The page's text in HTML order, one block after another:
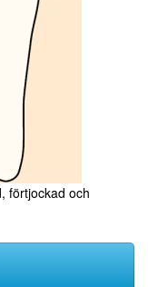
förtjockad och